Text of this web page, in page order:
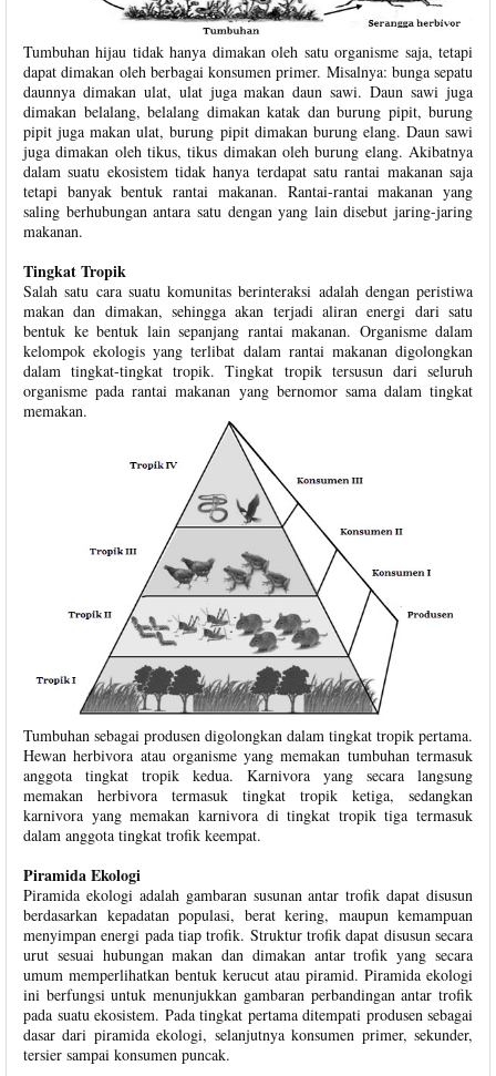
Tumbuhan hijau tidak hanya dimakan oleh satu organisme saja, tetapi
dapat dimakan oleh berbagai konsumen primer. Misalnya: bunga sepatu
daunnya dimakan ulat, ulat juga makan daun sawi. Daun sawi juga
dimakan belalang, belalang dimakan katak dan burung pipit, burung
pipit juga makan ulat, burung pipit dimakan burung elang. Daun sawi
juga dimakan oleh tikus, tikus dimakan oleh burung elang. Akibatnya
dalam suatu ekosistem tidak hanya terdapat satu rantai makanan saja
tetapi banyak bentuk rantai makanan. Rantai-rantai makanan yang
saling berhubungan antara satu dengan yang lain disebut jaring-jaring
makanan.
Tingkat Tropik
Salah satu cara suatu komunitas berinteraksi adalah dengan peristiwa
makan dan dimakan, sehingga akan terjadi aliran energi dari satu
bentuk ke bentuk lain sepanjang rantai makanan. Organisme dalam
kelompok ekologis yang terlibat dalam rantai makanan digolongkan
dalam tingkat-tingkat tropik. Tingkat tropik tersusun dari seluruh
organisme pada rantai makanan yang bernomor sama dalam tingkat
memakan.
Tumbuhan sebagai produsen digolongkan dalam tingkat tropik pertama.
Hewan herbivora atau organisme yang memakan tumbuhan termasuk
anggota tingkat tropik kedua. Karnivora yang secara langsung
memakan herbivora termasuk tingkat tropik ketiga, sedangkan
karnivora yang memakan karnivora di tingkat tropik tiga termasuk
dalam anggota tingkat trofik keempat.
Piramida Ekologi
Piramida ekologi adalah gambaran susunan antar trofik dapat disusun
berdasarkan kepadatan populasi, berat kering, maupun kemampuan
menyimpan energi pada tiap trofik. Struktur trofik dapat disusun secara
urut sesuai hubungan makan dan dimakan antar trofik yang secara
umum memperlihatkan bentuk kerucut atau piramid. Piramida ekologi
ini berfungsi untuk menunjukkan gambaran perbandingan antar trofik
pada suatu ekosistem. Pada tingkat pertama ditempati produsen sebagai
dasar dari piramida ekologi, selanjutnya konsumen primer, sekunder,
tersier sampai konsumen puncak.